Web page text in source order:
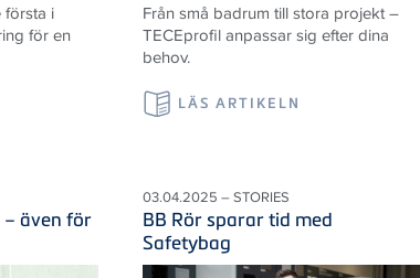
första i
för en
Från små badrum till stora projekt –
TECEprofil anpassar sig efter dina
behov.
LÄS ARTIKELN
– även för
03.04.2025 – STORIES
BB Rör sparar tid med
Safetybag